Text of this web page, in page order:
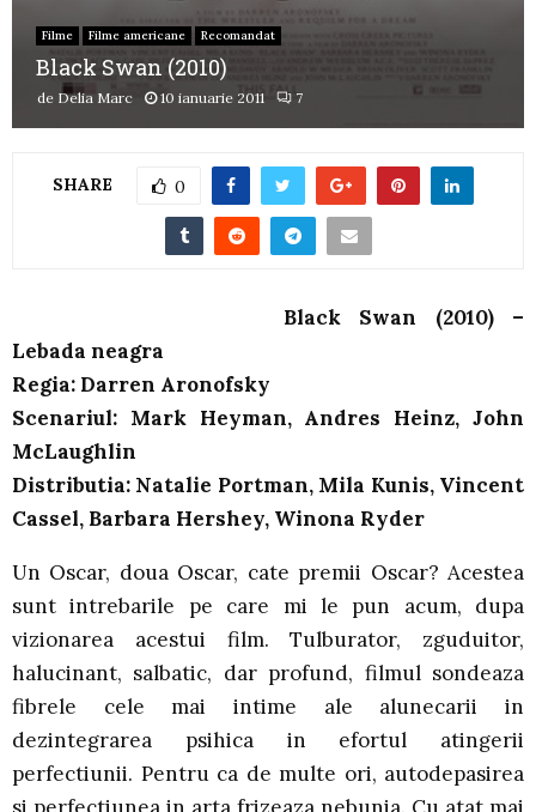
Filme Filme americane Recomandat
Black Swan (2010)
de Delia Marc 10 ianuarie 2011 7
SHARE 0
Black Swan (2010) –
Lebada neagra
Regia: Darren Aronofsky
Scenariul: Mark Heyman, Andres Heinz, John
McLaughlin
Distributia: Natalie Portman, Mila Kunis, Vincent
Cassel, Barbara Hershey, Winona Ryder
Un Oscar, doua Oscar, cate premii Oscar? Acestea
sunt intrebarile pe care mi le pun acum, dupa
vizionarea acestui film. Tulburator, zguduitor,
halucinant, salbatic, dar profund, filmul sondeaza
fibrele cele mai intime ale alunecarii in
dezintegrarea psihica in efortul atingerii
perfectiunii. Pentru ca de multe ori, autodepasirea